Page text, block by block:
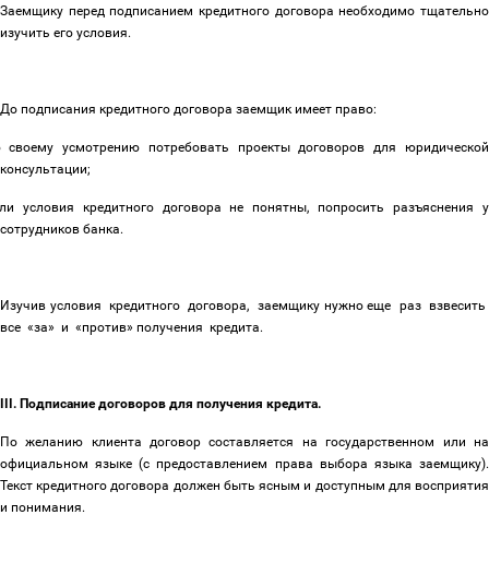
Заемщику перед подписанием кредитного договора необходимо тщательно
изучить его условия.
До подписания кредитного договора заемщик имеет право:
своему усмотрению потребовать проекты договоров для юридической
консультации;
условия кредитного договора не понятны, попросить разъяснения у
сотрудников банка.
Изучив условия кредитного договора, заемщику нужно еще раз взвесить
все «за» и «против» получения кредита.
III. Подписание договоров для получения кредита.
По желанию клиента договор составляется на государственном или на
официальном языке (с предоставлением права выбора языка заемщику).
Текст кредитного договора должен быть ясным и доступным для восприятия
и понимания.